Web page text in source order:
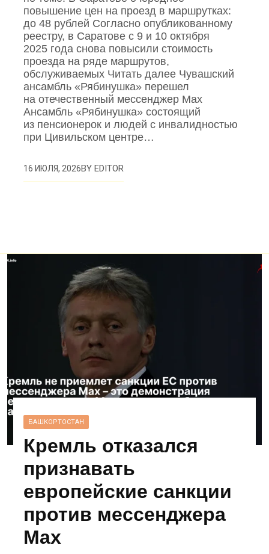
повышение цен на проезд в маршрутках:
до 48 рублей Согласно опубликованному
реестру, в Саратове с 9 и 10 октября
2025 года снова повысили стоимость
проезда на ряде маршрутов,
обслуживаемых Читать далее Чувашский
ансамбль «Рябинушка» перешел
на отечественный мессенджер Max
Ансамбль «Рябинушка» состоящий
из пенсионерок и людей с инвалидностью
при Цивильском центре…
16 ИЮЛЯ, 2026BYEDITOR
БАШКОРТОСТАН
Кремль отказался
признавать
европейские санкции
против мессенджера
Max